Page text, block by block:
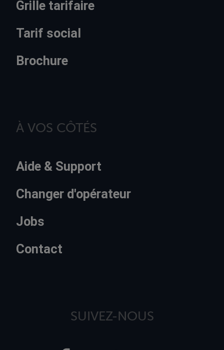
Grille tarifaire
Tarif social
Brochure
À VOS CÔTÉS
Aide & Support
Changer d'opérateur
Jobs
Contact
SUIVEZ-NOUS